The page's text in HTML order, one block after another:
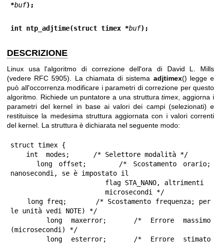
*buf);
int ntp_adjtime(struct timex *buf);
DESCRIZIONE
Linux usa l'algoritmo di correzione dell'ora di David L. Mills
(vedere RFC 5905). La chiamata di sistema adjtimex() legge e
può all'occorrenza modificare i parametri di correzione per questo
algoritmo. Richiede un puntatore a una strutturatimex , aggiorna i
parametri del kernel in base ai valori dei campi (selezionati) e
restituisce la medesima struttura aggiornata con i valori correnti
del kernel. La struttura è dichiarata nel seguente modo:
struct timex {
nanosecondi, se è impostato il
le unità vedi NOTE) */
(microsecondi) */